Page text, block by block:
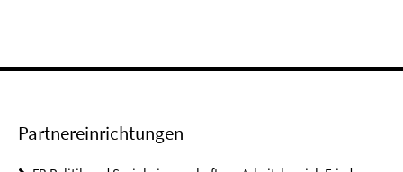
Partnereinrichtungen